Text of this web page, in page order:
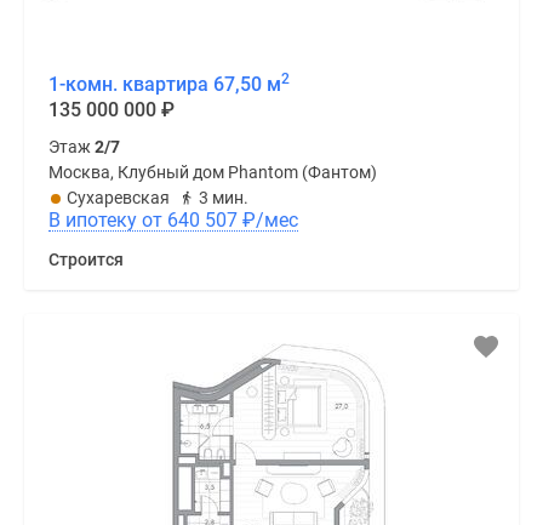
1-комн. квартира 67,50 м2
135 000 000 ₽
Этаж2/7
Москва, Клубный дом Phantom (Фантом)
Сухаревская
3 мин.
В ипотеку от 640 507 ₽/мес
Строится